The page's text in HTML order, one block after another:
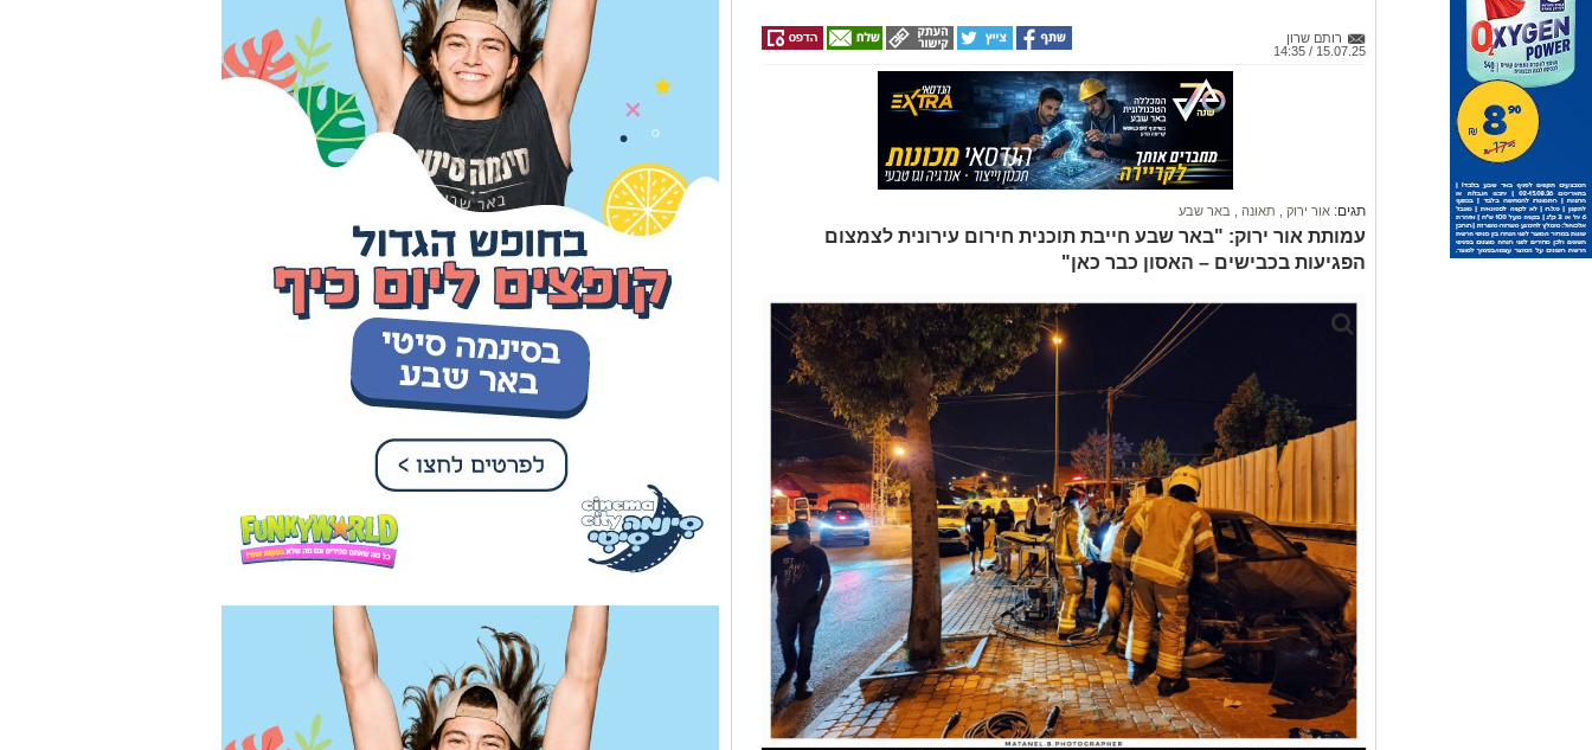
רותם שרון
15.07.25 / 14:35
תגים: אור ירוק תאונה באר שבע
עמותת אור ירוק: "באר שבע חייבת תוכנית חירום עירונית לצמצום
הפגיעות בכבישים – האסון כבר כאן"